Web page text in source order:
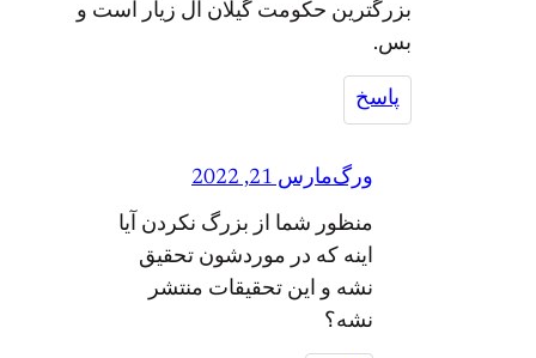
بزرگترین حکومت گیلان آل زیار است و
بس.
پاسخ
ورگمارس 21, 2022
منظور شما از بزرگ نکردن آیا
اينه که در موردشون تحقیق
نشه و این تحقيقات منتشر
نشه؟